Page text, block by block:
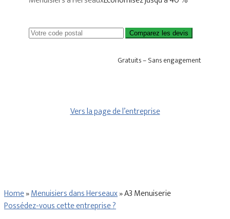
Comparez les devis
Gratuits – Sans engagement
Vers la page de l’entreprise
Home»Menuisiers dans Herseaux»A3 Menuiserie
Possédez-vous cette entreprise ?